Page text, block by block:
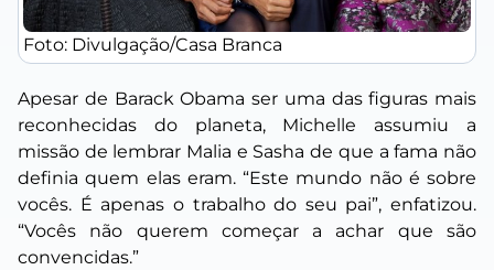
Foto: Divulgação/Casa Branca
Apesar de Barack Obama ser uma das figuras mais
reconhecidas do planeta, Michelle assumiu a
missão de lembrar Malia e Sasha de que a fama não
definia quem elas eram. “Este mundo não é sobre
vocês. É apenas o trabalho do seu pai”, enfatizou.
“Vocês não querem começar a achar que são
convencidas.”